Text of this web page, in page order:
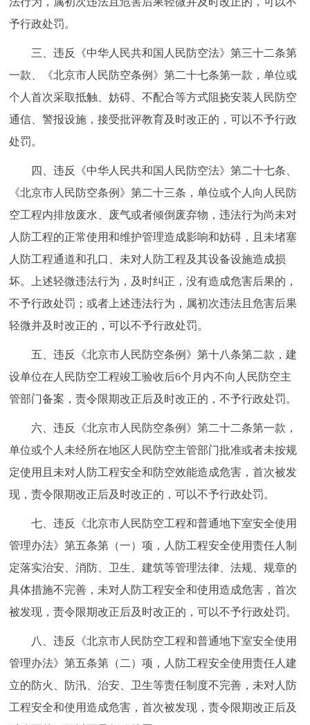
予行政处罚。
三、违反《中华人民共和国人民防空法》第三十二条第
一款、《北京市人民防空条例》第二十七条第一款，单位或
个人首次采取抵触、妨碍、不配合等方式阻挠安装人民防空
通信、警报设施，接受批评教育及时改正的，可以不予行政
处罚。
四、违反《中华人民共和国人民防空法》第二十七条、
《北京市人民防空条例》第二十三条，单位或个人向人民防
空工程内排放废水、废气或者倾倒废弃物，违法行为尚未对
人防工程的正常使用和维护管理造成影响和妨碍，且未堵塞
人防工程通道和孔口、未对人防工程及其设备设施造成损
坏。上述轻微违法行为，及时纠正，没有造成危害后果的，
不予行政处罚；或者上述违法行为，属初次违法且危害后果
轻微并及时改正的，可以不予行政处罚。
五、违反《北京市人民防空条例》第十八条第二款，建
设单位在人民防空工程竣工验收后6个月内不向人民防空主
管部门备案，责令限期改正后及时改正的，不予行政处罚。
六、违反《北京市人民防空条例》第二十二条第一款，
单位或个人未经所在地区人民防空主管部门批准或者未按规
定使用且未对人防工程安全和防空效能造成危害，首次被发
现，责令限期改正后及时改正的，可以不予行政处罚。
七、违反《北京市人民防空工程和普通地下室安全使用
管理办法》第五条第（一）项，人防工程安全使用责任人制
定落实治安、消防、卫生、建筑等管理法律、法规、规章的
具体措施不完善，未对人防工程安全和使用造成危害，首次
被发现，责令限期改正后及时改正的，可以不予行政处罚。
八、违反《北京市人民防空工程和普通地下室安全使用
管理办法》第五条第（二）项，人防工程安全使用责任人建
立的防火、防汛、治安、卫生等责任制度不完善，未对人防
工程安全和使用造成危害，首次被发现，责令限期改正后及